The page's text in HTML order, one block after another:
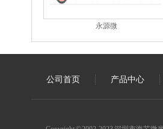
永源微
公司首页 产品中心